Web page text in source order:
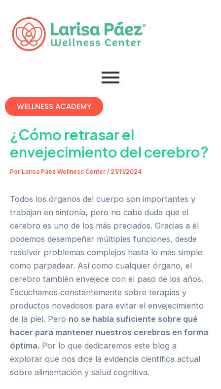
WELLNESS ACADEMY
¿Cómo retrasar el
envejecimiento del cerebro?
Por Larisa Páez Wellness Center / 21/11/2024
Todos los órganos del cuerpo son importantes y
trabajan en sintonía, pero no cabe duda que el
cerebro es uno de los más preciados. Gracias a él
podemos desempeñar múltiples funciones, desde
resolver problemas complejos hasta lo más simple
como parpadear. Así como cualquier órgano, el
cerebro también envejece con el paso de los años.
Escuchamos constantemente sobre terapias y
productos novedosos para evitar el envejecimiento
de la piel. Pero no se habla suficiente sobre qué
hacer para mantener nuestros cerebros en forma
óptima. Por lo que dedicaremos este blog a
explorar que nos dice la evidencia científica actual
sobre alimentación y salud cognitiva.
navigation